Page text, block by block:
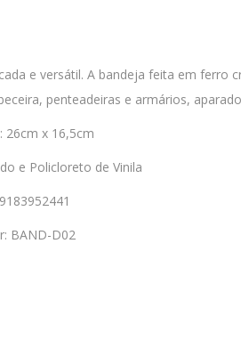
e versátil. A bandeja feita em
penteadeiras e armários,
26cm x 16,5cm
e Policloreto de Vinila
BAND-D02